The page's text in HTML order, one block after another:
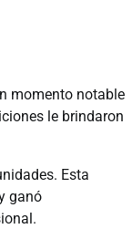
momento notable
le brindaron
Esta
ganó